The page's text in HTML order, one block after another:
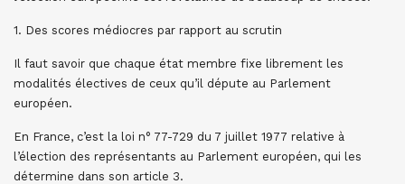
1. Des scores médiocres par rapport au scrutin
Il faut savoir que chaque état membre fixe librement les
modalités électives de ceux qu’il députe au Parlement
européen.
En France, c’est la loi n° 77-729 du 7 juillet 1977 relative à
l’élection des représentants au Parlement européen, qui les
détermine dans son article 3.